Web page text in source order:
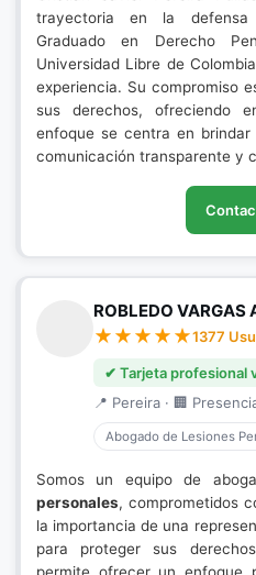
trayectoria en la
Graduado en Derecho
Universidad Libre de
experiencia. Su compromiso
sus derechos, ofreciendo
enfoque se centra en
comunicación transparente y
ROBLEDO VARGAS
1377
✔ Tarjeta profesional
📍 Pereira · 🏢
Abogado de Lesiones
Somos un equipo de
personales, comprometidos
la importancia de una
para proteger sus